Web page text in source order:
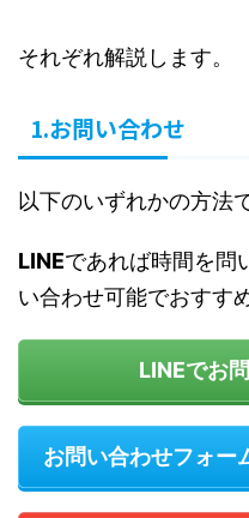
それぞれ解説します。
1.お問い合わせ
以下のいずれかの方法
LINEであれば時間を問
い合わせ可能でおすす
LINEでお
お問い合わせフォー